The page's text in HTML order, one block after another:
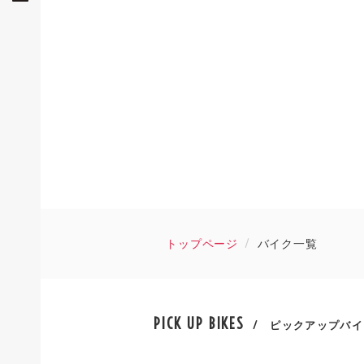
トップページ バイク一覧
PICK UP BIKES / ピックアップバ